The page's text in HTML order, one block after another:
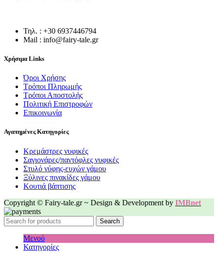
Τηλ. : +30 6937446794
Mail : info@fairy-tale.gr
Χρήσιμα Links
Όροι Χρήσης
Τρόποι Πληρωμής
Τρόποι Αποστολής
Πολιτική Επιστροφών
Επικοινωνία
Αγαπημένες Κατηγορίες
Κρεμάστρες νυφικές
Σαγιονάρες/παντόφλες νυφικές
Στυλό νύφης-ευχών γάμου
Ξύλινες πινακίδες γάμου
Κουτιά βάπτισης
Copyright © Fairy-tale.gr ~ Design & Development by IMBnet
Search
Μενού
Κατηγορίες